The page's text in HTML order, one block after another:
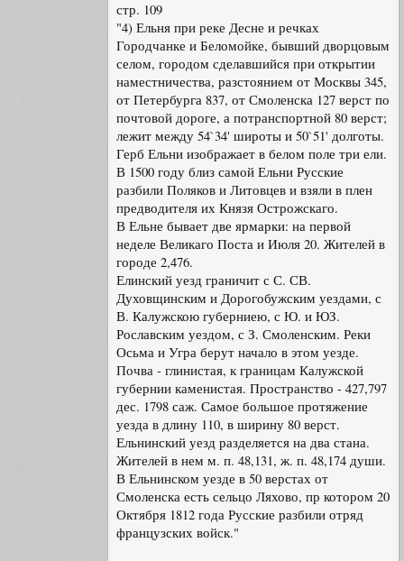
стр. 109
"4) Ельня при реке Десне и речках
Городчанке и Беломойке, бывший дворцовым
селом, городом сделавшийся при открытии
наместничества, разстоянием от Москвы 345,
от Петербурга 837, от Смоленска 127 верст по
почтовой дороге, а потранспортной 80 верст;
лежит между 54`34' широты и 50`51' долготы.
Герб Ельни изображает в белом поле три ели.
В 1500 году близ самой Ельни Русские
разбили Поляков и Литовцев и взяли в плен
предводителя их Князя Острожскаго.
В Ельне бывает две ярмарки: на первой
неделе Великаго Поста и Июля 20. Жителей в
городе 2,476.
Елинский уезд граничит с С. СВ.
Духовщинским и Дорогобужским уездами, с
В. Калужскою губерниею, с Ю. и ЮЗ.
Рославским уездом, с З. Смоленским. Реки
Осьма и Угра берут начало в этом уезде.
Почва - глинистая, к границам Калужской
губернии каменистая. Пространство - 427,797
дес. 1798 саж. Самое большое протяжение
уезда в длину 110, в ширину 80 верст.
Ельнинский уезд разделяется на два стана.
Жителей в нем м. п. 48,131, ж. п. 48,174 души.
В Ельнинском уезде в 50 верстах от
Смоленска есть сельцо Ляхово, пр котором 20
Октября 1812 года Русские разбили отряд
французских войск."